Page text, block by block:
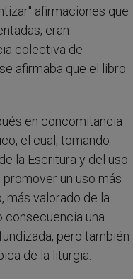
afirmaciones que
eran
colectiva de
afirmaba que el libro
en concomitancia
el cual, tomando
la Escritura y del uso
un uso más
más valorado de la
consecuencia una
pero también
de la liturgia.